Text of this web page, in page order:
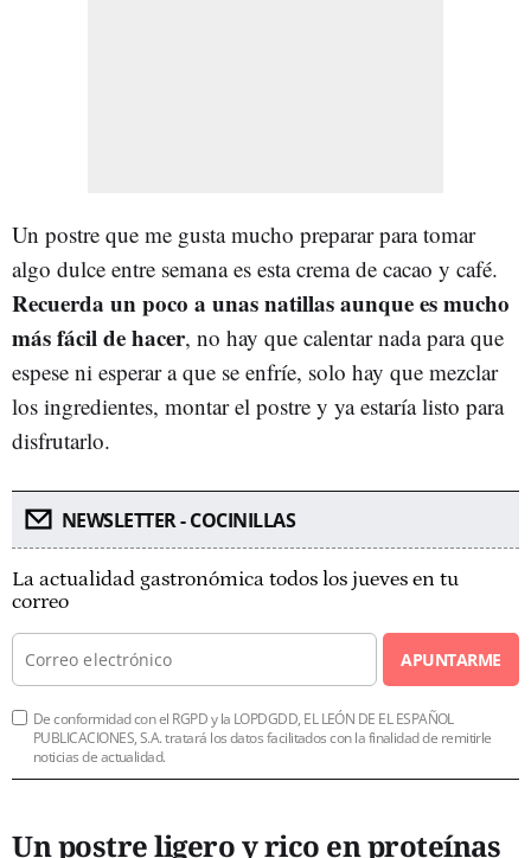
Un postre que me gusta mucho preparar para tomar
algo dulce entre semana es esta crema de cacao y café.
Recuerda un poco a unas natillas aunque es mucho
más fácil de hacer, no hay que calentar nada para que
espese ni esperar a que se enfríe, solo hay que mezclar
los ingredientes, montar el postre y ya estaría listo para
disfrutarlo.
NEWSLETTER - COCINILLAS
La actualidad gastronómica todos los jueves en tu
correo
APUNTARME
De conformidad con el RGPD y la LOPDGDD, EL LEÓN DE EL ESPAÑOL
PUBLICACIONES, S.A. tratará los datos facilitados con la finalidad de remitirle
noticias de actualidad.
Un postre ligero y rico en proteínas